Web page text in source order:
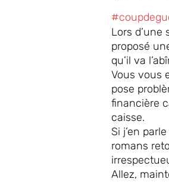
Lors
proposé
qu’il va
Vous vous
pose
financière
caisse.
Si j’en
romans
Allez,